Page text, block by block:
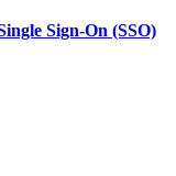
Sign-On (SSO)